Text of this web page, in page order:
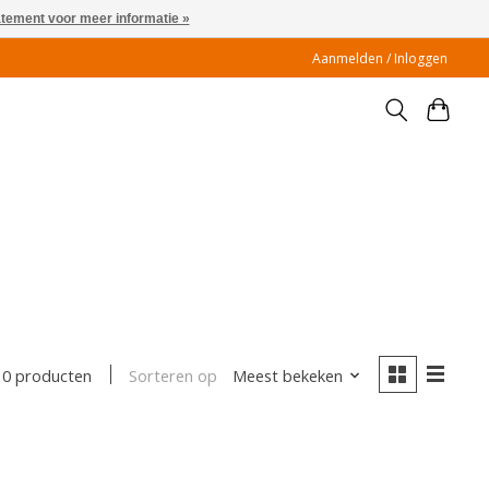
Aanmelden / Inloggen
0 producten Sorteren op Meest bekeken
voor meer informatie »